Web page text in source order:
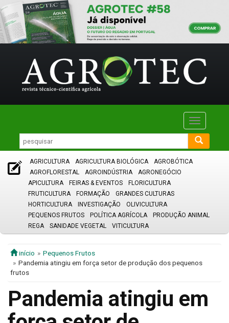
Toggle
AGRICULTURA AGRICULTURA BIOLÓGICA
AGROBÓTICA
AGROFLORESTAL
AGROINDÚSTRIA
AGRONEGÓCIO
APICULTURA
FEIRAS & EVENTOS
FLORICULTURA
FRUTICULTURA
FORMAÇÃO
GRANDES CULTURAS
HORTICULTURA
INVESTIGAÇÃO
OLIVICULTURA
PEQUENOS FRUTOS
POLÍTICA AGRÍCOLA
PRODUÇÃO ANIMAL
REGA
SANIDADE VEGETAL VITICULTURA
início
Pequenos Frutos
Pandemia atingiu em força setor de produção dos pequenos
frutos
Pandemia atingiu em